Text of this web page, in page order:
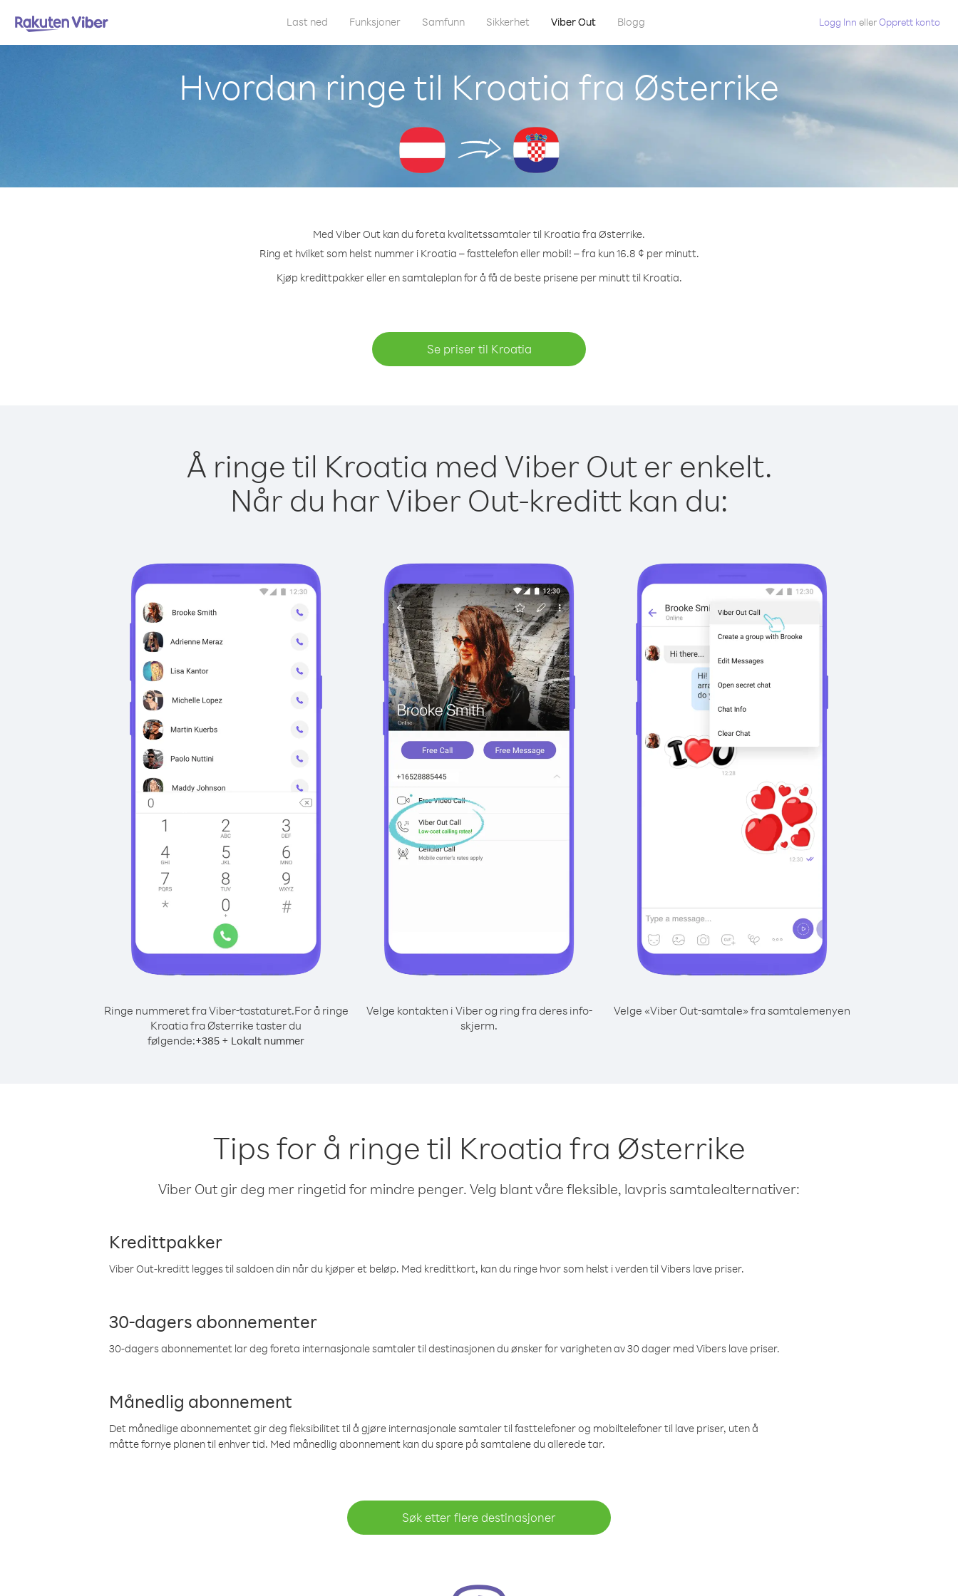
Last ned Funksjoner Samfunn Sikkerhet Viber Out Blogg Logg Inn ellerOpprett konto
Hvordan ringe til Kroatia fra Østerrike
Med Viber Out kan du foreta kvalitetssamtaler til Kroatia fra Østerrike.
Ring et hvilket som helst nummer i Kroatia – fasttelefon eller mobil! – fra kun 16.8 ¢ per minutt.
Kjøp kredittpakker eller en samtaleplan for å få de beste prisene per minutt til Kroatia.
Se priser til Kroatia
Å ringe til Kroatia med Viber Out er enkelt.
Når du har Viber Out-kreditt kan du:
Ringe nummeret fra Viber-tastaturet.For å ringe
Kroatia fra Østerrike taster du
følgende:+385 + Lokalt nummer
Velge kontakten i Viber og ring fra deres info-
skjerm.
Velge «Viber Out-samtale» fra samtalemenyen
Tips for å ringe til Kroatia fra Østerrike
Viber Out gir deg mer ringetid for mindre penger. Velg blant våre fleksible, lavpris samtalealternativer:
Kredittpakker
Viber Out-kreditt legges til saldoen din når du kjøper et beløp. Med kredittkort, kan du ringe hvor som helst i verden til Vibers lave priser.
30-dagers abonnementer
30-dagers abonnementet lar deg foreta internasjonale samtaler til destinasjonen du ønsker for varigheten av 30 dager med Vibers lave priser.
Månedlig abonnement
Det månedlige abonnementet gir deg fleksibilitet til å gjøre internasjonale samtaler til fasttelefoner og mobiltelefoner til lave priser, uten å
måtte fornye planen til enhver tid. Med månedlig abonnement kan du spare på samtalene du allerede tar.
Søk etter flere destinasjoner